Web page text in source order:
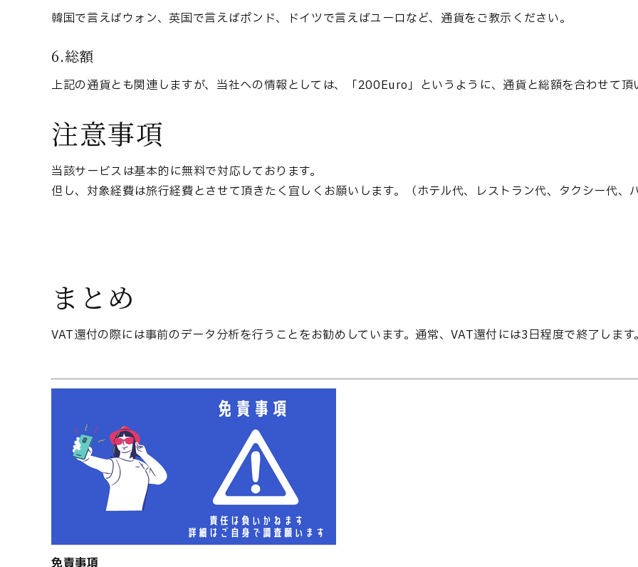
韓国で言えばウォン、英国で言えばポンド、ドイツで言えばユーロなど、通貨をご教示ください。
6.総額
上記の通貨とも関連しますが、当社への情報としては、「200Euro」というように、通貨と総額を合わせて頂
注意事項
当該サービスは基本的に無料で対応しております。
但し、対象経費は旅行経費とさせて頂きたく宜しくお願いします。（ホテル代、レストラン代、タクシー代、
まとめ
VAT還付の際には事前のデータ分析を行うことをお勧めしています。通常、VAT還付には3日程度で終了します
免責事項